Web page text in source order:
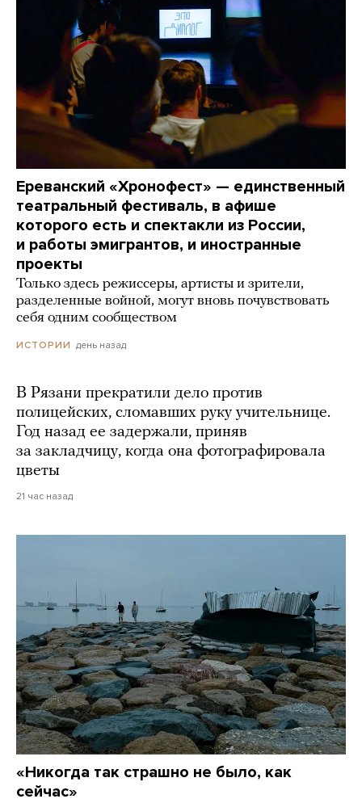
Ереванский «Хронофест» — единственный
театральный фестиваль, в афише
которого есть и спектакли из России,
и работы эмигрантов, и иностранные
проекты
Только здесь режиссеры, артисты и зрители,
разделенные войной, могут вновь почувствовать
себя одним сообществом
ИСТОРИИ день назад
В Рязани прекратили дело против
полицейских, сломавших руку учительнице.
Год назад ее задержали, приняв
за закладчицу, когда она фотографировала
цветы
21 час назад
«Никогда так страшно не было, как
сейчас»